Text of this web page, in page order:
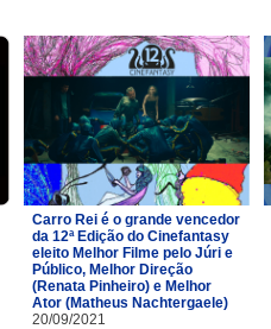
Carro Rei é o grande vencedor
da 12ª Edição do Cinefantasy
eleito Melhor Filme pelo Júri e
Público, Melhor Direção
(Renata Pinheiro) e Melhor
Ator (Matheus Nachtergaele)
20/09/2021